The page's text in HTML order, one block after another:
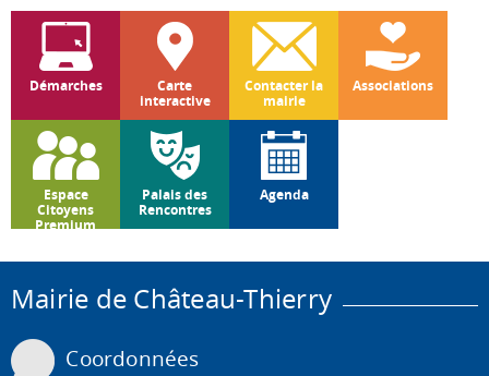
Démarches
Carte
interactive
Contacter la
mairie
Associations
Espace
Citoyens
Premium
Palais des
Rencontres
Agenda
Mairie de Château-Thierry
Coordonnées